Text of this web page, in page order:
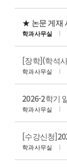
학과사무실
학과사무실
학과사무실
학과사무실